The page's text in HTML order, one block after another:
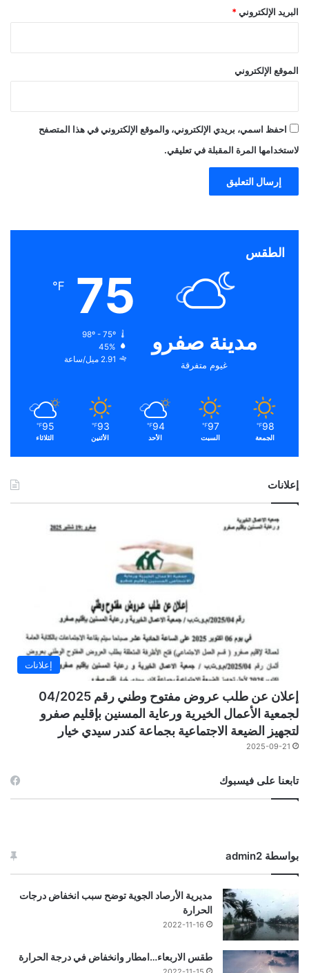
البريد الإلكتروني *
الموقع الإلكتروني
احفظ اسمي، بريدي الإلكتروني، والموقع الإلكتروني في هذا المتصفح
لاستخدامها المرة المقبلة في تعليقي.
الطقس
مدينة صفرو
غيوم متفرقة
75
℉
98º - 75º
45%
2.91 ميل/ساعة
98
℉
الجمعة
97
℉
السبت
94
℉
الأحد
93
℉
الأثنين
95
℉
الثلاثاء
إعلانات
إعلانات
إعلان عن طلب عروض مفتوح وطني رقم 04/2025
لجمعية الأعمال الخيرية ورعاية المسنين بإقليم صفرو
لتجهيز الضيعة الاجتماعية بجماعة كندر سيدي خيار
2025-09-21
تابعنا على فيسبوك
بواسطة admin2
مديرية الأرصاد الجوية توضح سبب انخفاض درجات
الحرارة
2022-11-16
طقس الاربعاء…امطار وانخفاض في درجة الحرارة